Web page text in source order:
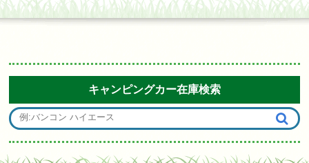
キャンピングカー在庫検索